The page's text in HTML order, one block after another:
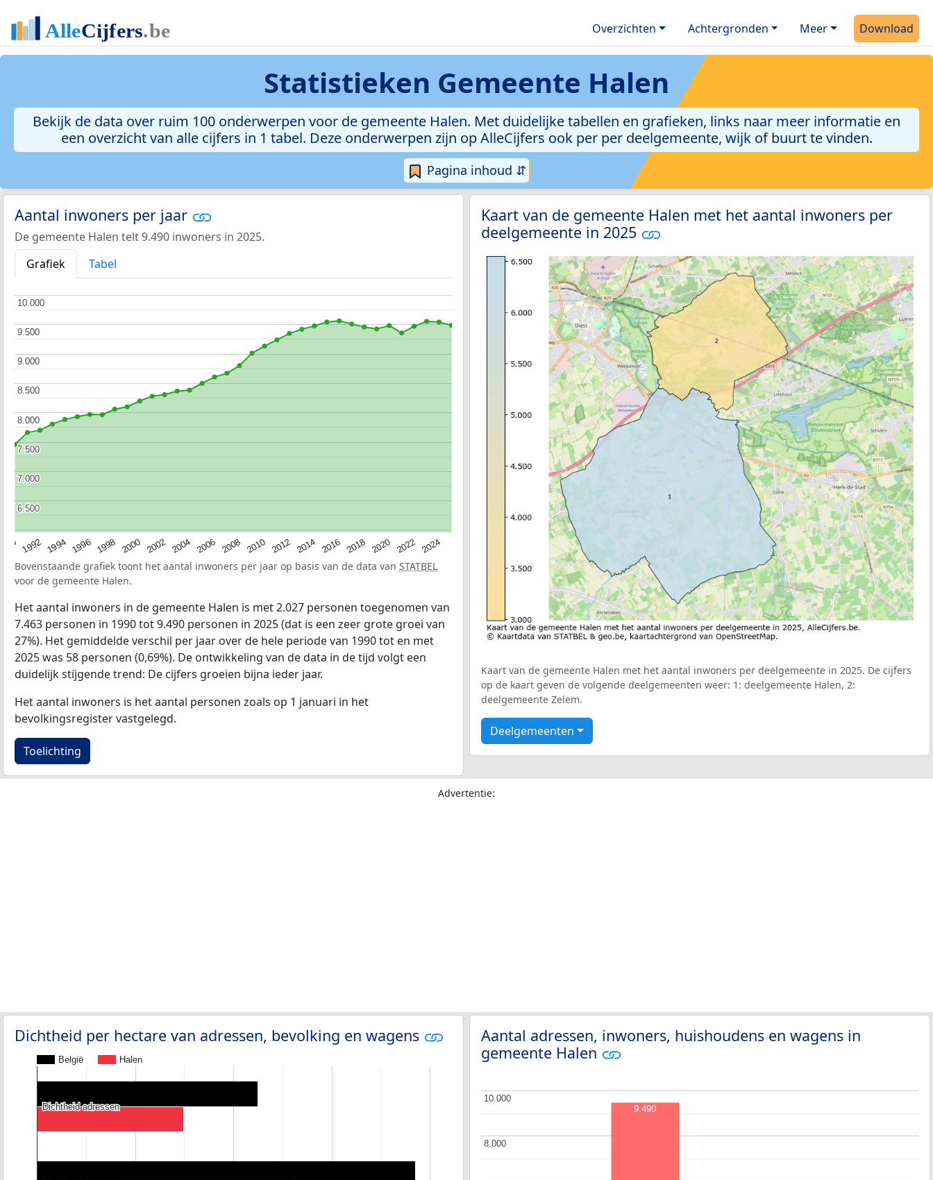
Overzichten Achtergronden Meer Download
Statistieken Gemeente Halen
Bekijk de data over ruim 100 onderwerpen voor de gemeente Halen. Met duidelijke tabellen en grafieken, links naar meer informatie en
een overzicht van alle cijfers in 1 tabel. Deze onderwerpen zijn op AlleCijfers ook per per deelgemeente, wijk of buurt te vinden.
Pagina inhoud ⇵
Aantal inwoners per jaar
De gemeente Halen telt 9.490 inwoners in 2025.
Grafiek
Tabel
1992 1994 1996 1998 2000 2002 2004 2006 2008 2010 2012 2014 2016 2018 2020 2022 2024
6.500
6.500
7.000
7.000
7.500
7.500
8.000
8.000
8.500
8.500
9.000
9.000
9.500
9.500
10.000
10.000
Bovenstaande grafiek toont het aantal inwoners per jaar op basis van de data van STATBEL
voor de gemeente Halen.
Het aantal inwoners in de gemeente Halen is met 2.027 personen toegenomen van
7.463 personen in 1990 tot 9.490 personen in 2025 (dat is een zeer grote groei van
27%). Het gemiddelde verschil per jaar over de hele periode van 1990 tot en met
2025 was 58 personen (0,69%). De ontwikkeling van de data in de tijd volgt een
duidelijk stijgende trend: De cijfers groeien bijna ieder jaar.
Het aantal inwoners is het aantal personen zoals op 1 januari in het
bevolkingsregister vastgelegd.
Toelichting
Kaart van de gemeente Halen met het aantal inwoners per
deelgemeente in 2025
Kaart van de gemeente Halen met het aantal inwoners per deelgemeente in 2025. De cijfers
op de kaart geven de volgende deelgemeenten weer: 1: deelgemeente Halen, 2:
deelgemeente Zelem.
Deelgemeenten
Advertentie:
Dichtheid per hectare van adressen, bevolking en wagens
België Halen
Dichtheid adressen
Dichtheid adressen
Aantal adressen, inwoners, huishoudens en wagens in
gemeente Halen
8.000
8.000
10.000
10.000
9.490